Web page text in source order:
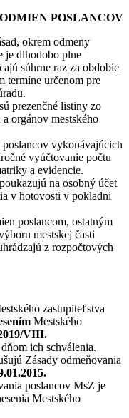
POSLANCOV
okrem odmeny
je dlhodobo plne
súhrne raz za obdobie
termíne určenom pre
prezenčné listiny zo
orgánov mestského
vykonávajúcich
vyúčtovanie počtu
a evidencie.
na osobný účet
v hotovosti v pokladni
poslancom, ostatným
mestskej časti
z rozpočtových
zastupiteľstva
Mestského
VIII.
ich schválenia.
Zásady odmeňovania
poslancov MsZ je
Mestského